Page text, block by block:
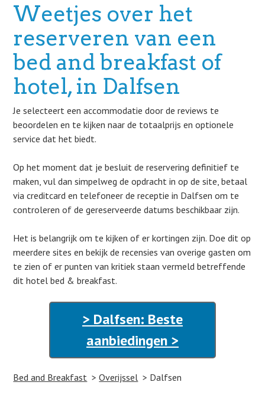
Weetjes over het
reserveren van een
bed and breakfast of
hotel, in Dalfsen
Je selecteert een accommodatie door de reviews te
beoordelen en te kijken naar de totaalprijs en optionele
service dat het biedt.
Op het moment dat je besluit de reservering definitief te
maken, vul dan simpelweg de opdracht in op de site, betaal
via creditcard en telefoneer de receptie in Dalfsen om te
controleren of de gereserveerde datums beschikbaar zijn.
Het is belangrijk om te kijken of er kortingen zijn. Doe dit op
meerdere sites en bekijk de recensies van overige gasten om
te zien of er punten van kritiek staan vermeld betreffende
dit hotel bed & breakfast.
> Dalfsen: Beste
aanbiedingen >
Bed and Breakfast Overijssel Dalfsen